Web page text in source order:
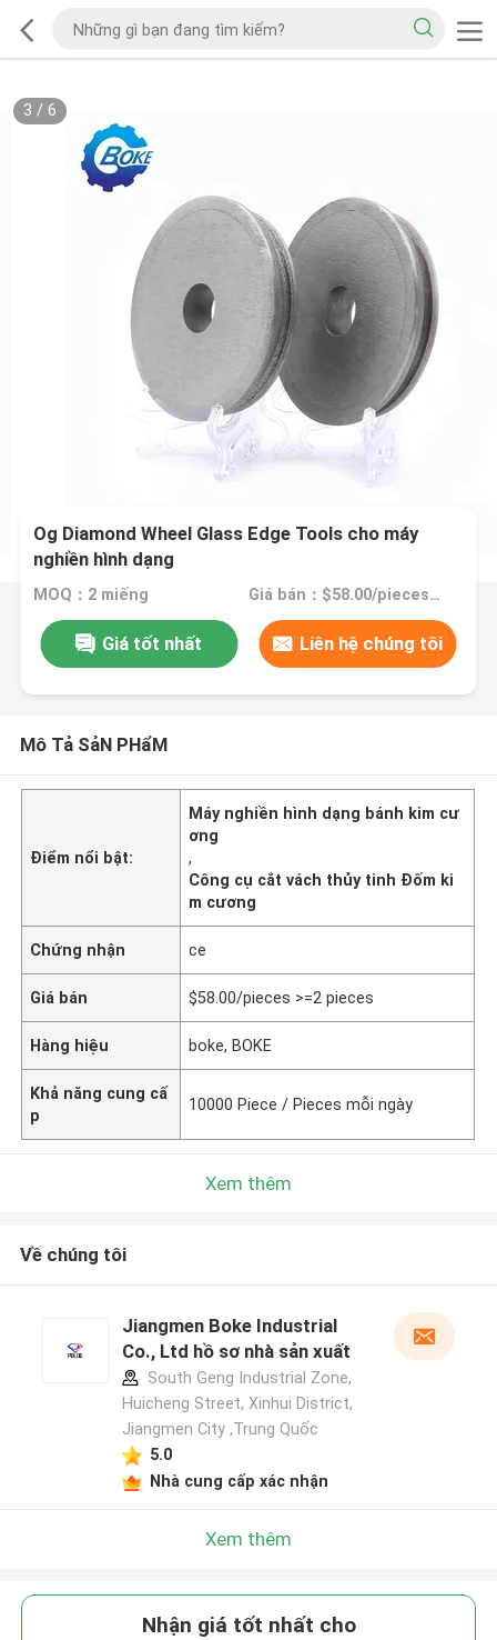
3 / 6
Og Diamond Wheel Glass Edge Tools cho máy
nghiền hình dạng
MOQ：2 miếng Giá bán：$58.00/pieces >=2 pieces
Giá tốt nhất Liên hệ chúng tôi
Mô Tả SảN PHẩM
Điểm nổi bật:
Máy nghiền hình dạng bánh kim cư
ơng
,
Công cụ cắt vách thủy tinh Đốm ki
m cương
Chứng nhận ce
Giá bán $58.00/pieces >=2 pieces
Hàng hiệu boke, BOKE
Khả năng cung cấ
p
10000 Piece / Pieces mỗi ngày
Xem thêm
Về chúng tôi
Jiangmen Boke Industrial
Co., Ltd hồ sơ nhà sản xuất
South Geng Industrial Zone,
Huicheng Street, Xinhui District,
Jiangmen City ,Trung Quốc
5.0
Nhà cung cấp xác nhận
Xem thêm
Nhận giá tốt nhất cho